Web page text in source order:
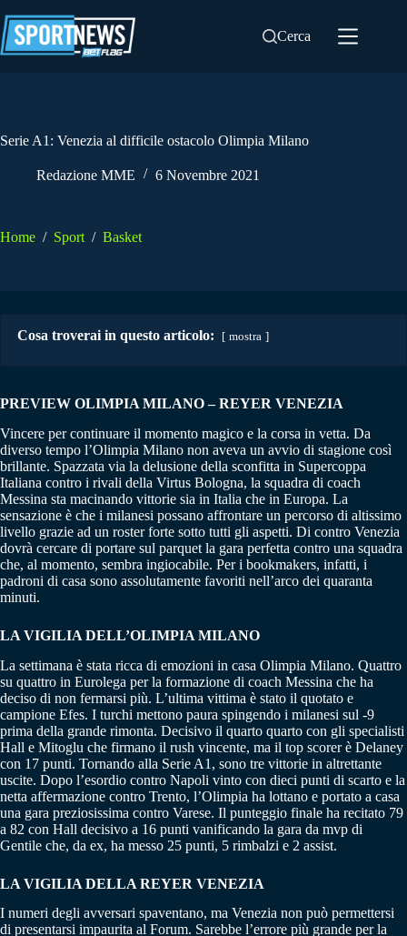
al
contenuto
Cerca
Serie A1: Venezia al difficile ostacolo Olimpia Milano
Redazione MME 6 Novembre 2021
Home / Sport / Basket
Cosa troverai in questo articolo: mostra
PREVIEW OLIMPIA MILANO – REYER VENEZIA
Vincere per continuare il momento magico e la corsa in vetta. Da
diverso tempo l’Olimpia Milano non aveva un avvio di stagione così
brillante. Spazzata via la delusione della sconfitta in Supercoppa
Italiana contro i rivali della Virtus Bologna, la squadra di coach
Messina sta macinando vittorie sia in Italia che in Europa. La
sensazione è che i milanesi possano affrontare un percorso di altissimo
livello grazie ad un roster forte sotto tutti gli aspetti. Di contro Venezia
dovrà cercare di portare sul parquet la gara perfetta contro una squadra
che, al momento, sembra ingiocabile. Per i bookmakers, infatti, i
padroni di casa sono assolutamente favoriti nell’arco dei quaranta
minuti.
LA VIGILIA DELL’OLIMPIA MILANO
La settimana è stata ricca di emozioni in casa Olimpia Milano. Quattro
su quattro in Eurolega per la formazione di coach Messina che ha
deciso di non fermarsi più. L’ultima vittima è stato il quotato e
campione Efes. I turchi mettono paura spingendo i milanesi sul -9
prima della grande rimonta. Decisivo il quarto quarto con gli specialisti
Hall e Mitoglu che firmano il rush vincente, ma il top scorer è Delaney
con 17 punti. Tornando alla Serie A1, sono tre vittorie in altrettante
uscite. Dopo l’esordio contro Napoli vinto con dieci punti di scarto e la
netta affermazione contro Trento, l’Olimpia ha lottano e portato a casa
una gara preziosissima contro Varese. Il punteggio finale ha recitato 79
a 82 con Hall decisivo a 16 punti vanificando la gara da mvp di
Gentile che, da ex, ha messo 25 punti, 5 rimbalzi e 2 assist.
LA VIGILIA DELLA REYER VENEZIA
I numeri degli avversari spaventano, ma Venezia non può permettersi
di presentarsi impaurita al Forum. Sarebbe l’errore più grande per la